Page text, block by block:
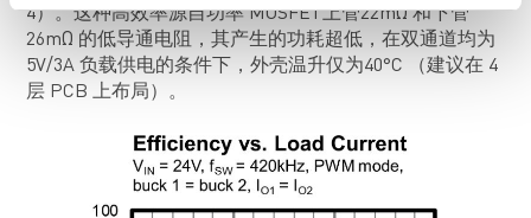
4）。这种高效率源自功率 MOSFET上管22mΩ 和下管
26mΩ 的低导通电阻，其产生的功耗超低，在双通道均为
5V/3A 负载供电的条件下，外壳温升仅为40°C （建议在 4
层 PCB 上布局）。